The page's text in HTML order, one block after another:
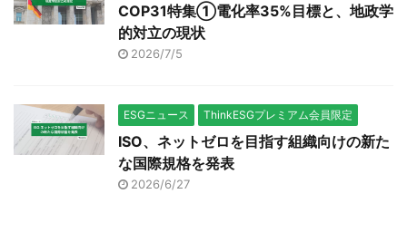
COP31特集①電化率35%目標と、地政学
的対立の現状
2026/7/5
ESGニュース ThinkESGプレミアム会員限定
ISO、ネットゼロを目指す組織向けの新た
な国際規格を発表
2026/6/27